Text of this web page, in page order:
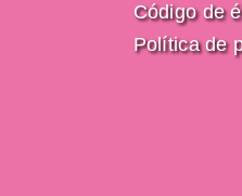
Código de
Política de